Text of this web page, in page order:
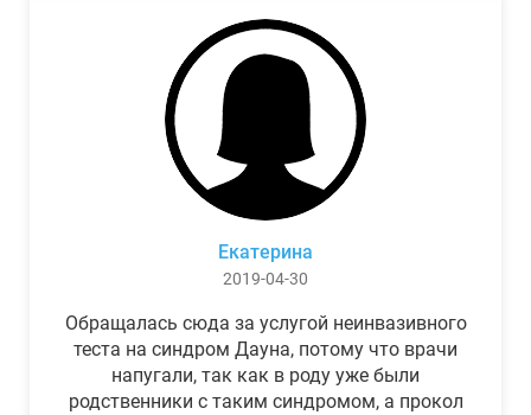
Екатерина
2019-04-30
Обращалась сюда за услугой неинвазивного
теста на синдром Дауна, потому что врачи
напугали, так как в роду уже были
родственники с таким синдромом, а прокол